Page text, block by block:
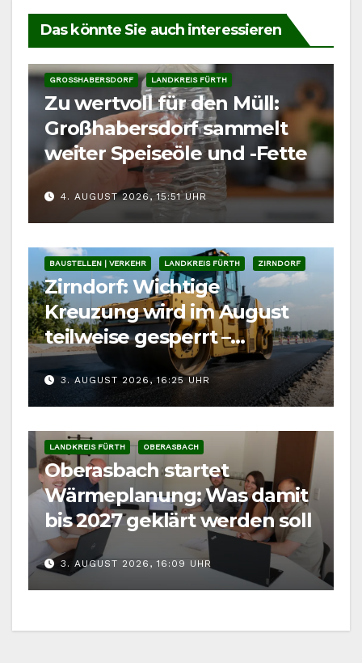
Das könnte Sie auch interessieren
GROSSHABERSDORF LANDKREIS FÜRTH
Zu wertvoll für den Müll:
Großhabersdorf sammelt
weiter Speiseöle und -Fette
4. AUGUST 2026, 15:51 UHR
BAUSTELLEN | VERKEHR LANDKREIS FÜRTH ZIRNDORF
Zirndorf: Wichtige
Kreuzung wird im August
teilweise gesperrt –
Auswirkung auf
Kärwaumzug
3. AUGUST 2026, 16:25 UHR
LANDKREIS FÜRTH OBERASBACH
Oberasbach startet
Wärmeplanung: Was damit
bis 2027 geklärt werden soll
3. AUGUST 2026, 16:09 UHR